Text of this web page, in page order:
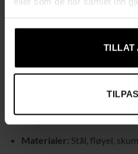
TILLAT
til bruk på kort tid.
Tekniske spesifikasjoner:
Materialer: Stål, fløyel, skum